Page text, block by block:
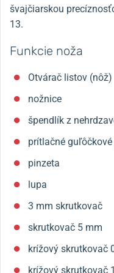
švajčiarskou
13.
Funkcie noža
Otvárač listov (nôž)
nožnice
špendlík z
prítlačné guľôčkové
pinzeta
lupa
3 mm skrutkovač
skrutkovač 5 mm
krížový skrutkovač
krížový skrutkovač